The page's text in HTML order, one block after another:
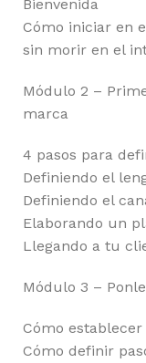
Bienvenida
Cómo iniciar en
sin morir en el
Módulo 2 –
marca
4 pasos para
Definiendo el
Definiendo el
Elaborando un
Llegando a tu
Módulo 3 –
Cómo
Cómo definir